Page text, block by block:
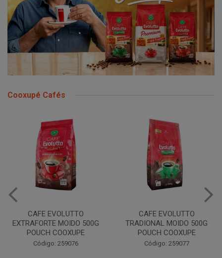
Cooxupé Cafés
CAFE EVOLUTTO
TRADIONAL MOIDO 500G
POUCH COOXUPE
Código: 259077
CAFE EVOLUTTO PREMIUM
MOIDO 500G COOXUPE
Código: 259094